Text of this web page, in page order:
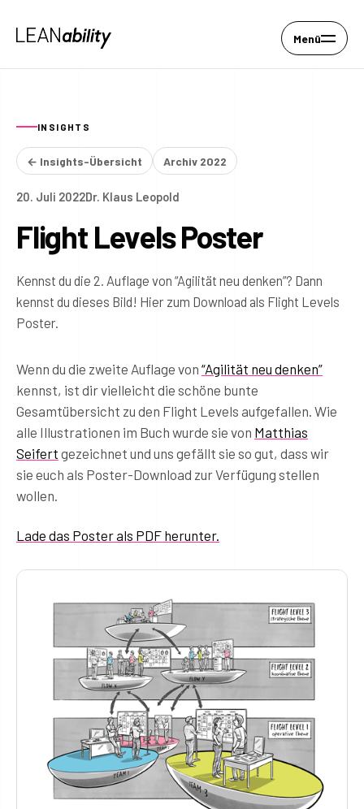
Menü
INSIGHTS
← Insights-Übersicht Archiv 2022
20. Juli 2022Dr. Klaus Leopold
Flight Levels Poster
Kennst du die 2. Auflage von “Agilität neu denken”? Dann
kennst du dieses Bild! Hier zum Download als Flight Levels
Poster.
Wenn du die zweite Auflage von “Agilität neu denken”
kennst, ist dir vielleicht die schöne bunte
Gesamtübersicht zu den Flight Levels aufgefallen. Wie
alle Illustrationen im Buch wurde sie von Matthias
Seifert gezeichnet und uns gefällt sie so gut, dass wir
sie euch als Poster-Download zur Verfügung stellen
wollen.
Lade das Poster als PDF herunter.